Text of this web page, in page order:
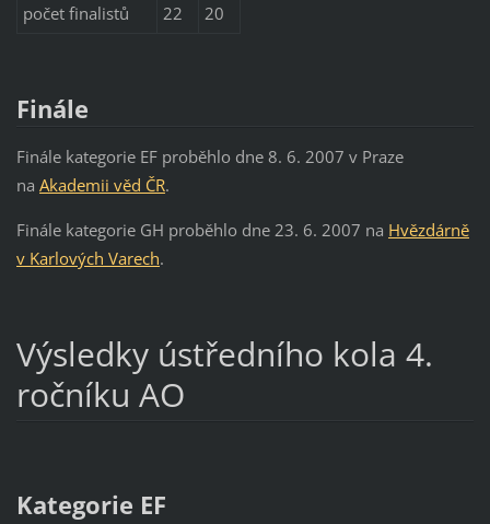
počet finalistů
22 20
Finále
Finále kategorie EF proběhlo dne 8. 6. 2007 v Praze
na Akademii věd ČR.
Finále kategorie GH proběhlo dne 23. 6. 2007 na Hvězdárně
v Karlových Varech.
Výsledky ústředního kola 4.
ročníku AO
Kategorie EF